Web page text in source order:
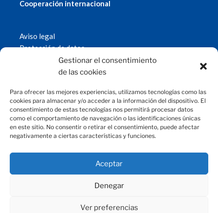
Gestionar el consentimiento
de las cookies
Para ofrecer las mejores experiencias, utilizamos tecnologías como las
cookies para almacenar y/o acceder a la información del dispositivo. El
consentimiento de estas tecnologías nos permitirá procesar datos
como el comportamiento de navegación o las identificaciones únicas
en este sitio. No consentir o retirar el consentimiento, puede afectar
negativamente a ciertas características y funciones.
Aceptar
Denegar
Ver preferencias
Cooperación internacional
Aviso legal
Protección de datos
Política de cookies
© 2019 Fundación Magtel.
CONTACTO
fundacion@magtel.es
Parque Empresarial Las Quemadas
C/Gabriel Ramos Bejarano, 114
14014 Córdoba